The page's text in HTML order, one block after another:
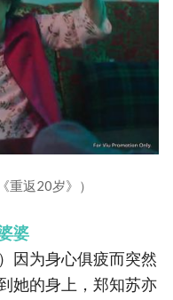
重返20岁》）
婆
因为身心俱疲而突然
她的身上，郑知苏亦